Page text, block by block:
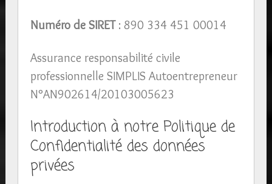
Numéro de SIRET: 890 334 451 00014
Assurance responsabilité civile
professionnelle SIMPLIS Autoentrepreneur
N°AN902614/20103005623
Introduction à notre Politique de
Confidentialité des données
privées